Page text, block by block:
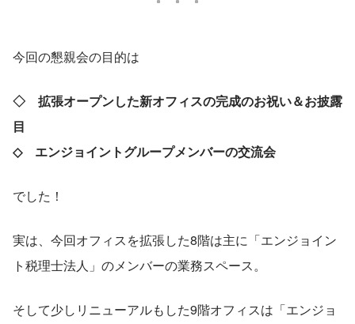
今回の懇親会の目的は
◇　拡張オープンした新オフィスの完成のお祝い＆お披露
目
◇　エンジョイントグループメンバーの交流会
でした！
実は、今回オフィスを拡張した8階は主に「エンジョイン
ト税理士法人」のメンバーの業務スペース。
そして少しリニューアルもした9階オフィスは「エンジョ